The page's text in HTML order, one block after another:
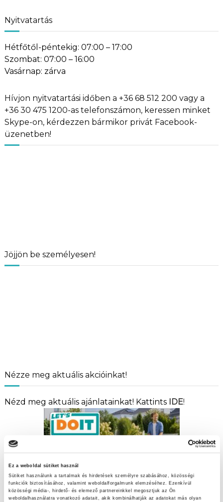
Ez a weboldal sütiket használ
Sütiket használunk a tartalmak és hirdetések személyre szabásához, közösségi
funkciók biztosításához, valamint weboldalforgalmunk elemzéséhez. Ezenkívül
közösségi média-, hirdető- és elemező partnereinkkel megosztjuk az Ön
weboldalhasználatra vonatkozó adatait, akik kombinálhatják az adatokat más olyan
Nyitvatartás
Hétfőtől-péntekig: 07:00 – 17:00
Szombat: 07:00 – 16:00
Vasárnap: zárva
Hívjon nyitvatartási időben a +36 68 512 200 vagy a
+36 30 475 1200-as telefonszámon, keressen minket
Skype-on, kérdezzen bármikor privát Facebook-
üzenetben!
Jöjjön be személyesen!
Nézze meg aktuális akcióinkat!
Nézd meg aktuális ajánlatainkat! Kattints IDE!